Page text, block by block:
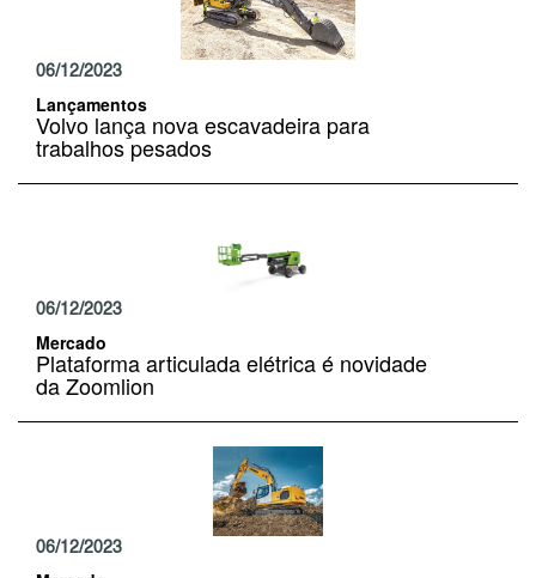
06/12/2023
Lançamentos
Volvo lança nova escavadeira para
trabalhos pesados
06/12/2023
Mercado
Plataforma articulada elétrica é novidade
da Zoomlion
06/12/2023